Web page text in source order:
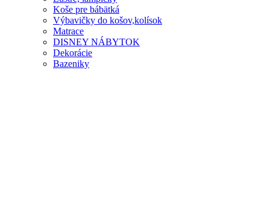
Koše pre bábätká
Výbavičky do košov,kolísok
Matrace
DISNEY NÁBYTOK
Dekorácie
Bazeniky